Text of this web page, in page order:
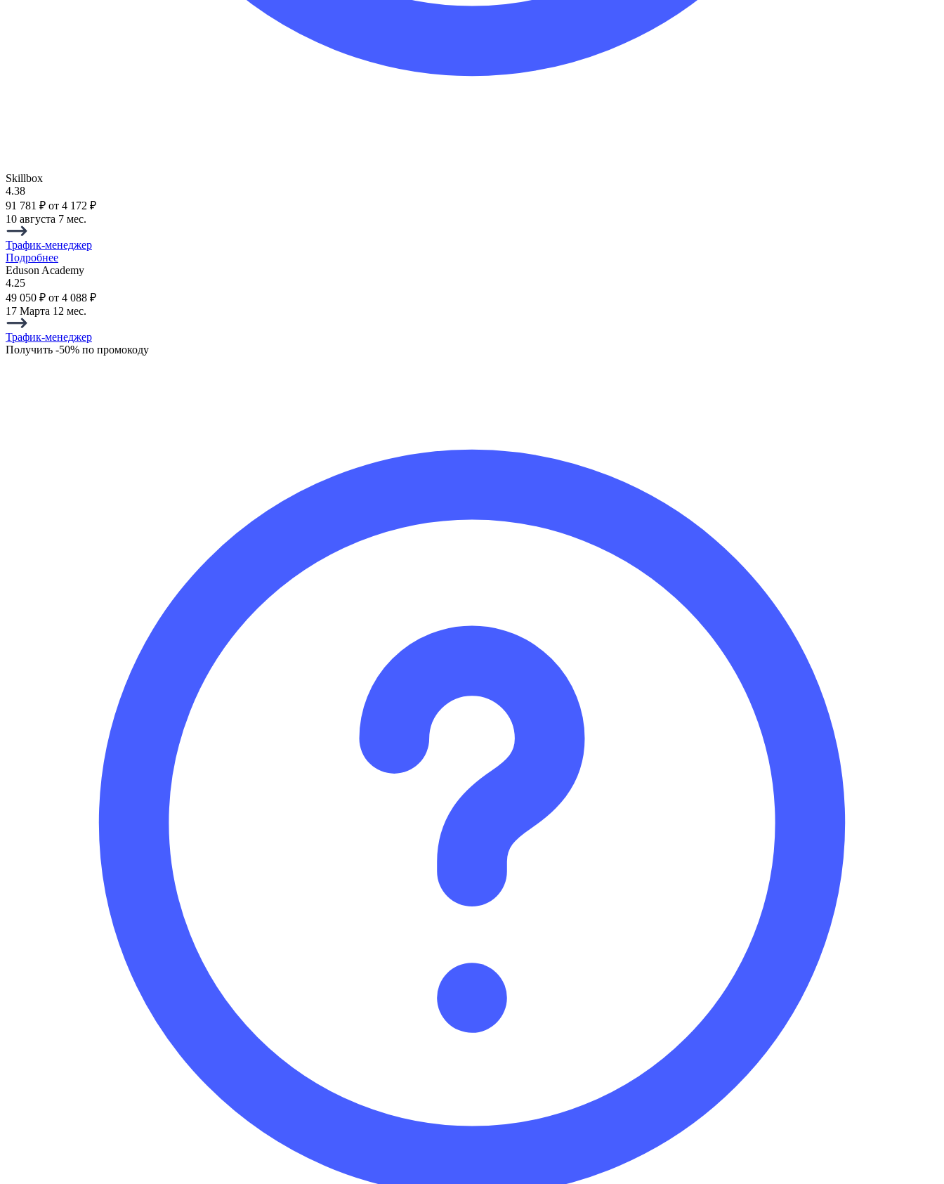
Skillbox
4.38
91 781 ₽ от 4 172 ₽
10 августа 7 мес.
Трафик-менеджер
Подробнее
Eduson Academy
4.25
49 050 ₽ от 4 088 ₽
17 Марта 12 мес.
Трафик-менеджер
Получить -50% по промокоду